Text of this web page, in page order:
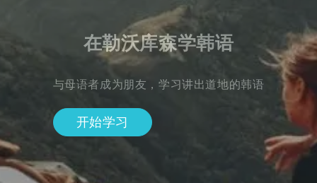
在勒沃库森学韩语
与母语者成为朋友，学习讲出道地的韩语
开始学习